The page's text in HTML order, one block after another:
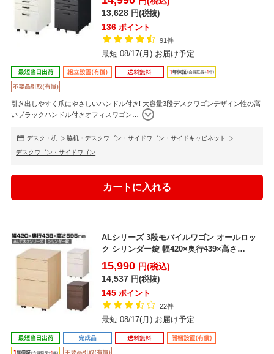
13,628 円(税抜)
136 ポイント
91件
最短 08/17(月) お届け予定
引き出しやすく爪にやさしいハンドル付き! 大容量3段デスクワゴンデザイン性の高
いブラックハンドル付きオフィスワゴン
デスク・机 脇机・デスクワゴン・サイドワゴン・サイドキャビネット
デスクワゴン・サイドワゴン
ALシリーズ 3段モバイルワゴン オールロッ
ク シリンダー錠 幅420×奥行439×高さ
595mm ...
15,990 円(税込)
14,537 円(税抜)
145 ポイント
22件
最短 08/17(月) お届け予定